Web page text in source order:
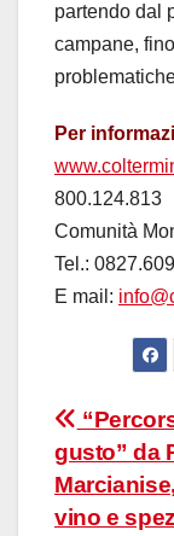
partendo dal
campane,
Per
800.124.813
Comunità
Tel.:
E mail:
gusto” da
vino e